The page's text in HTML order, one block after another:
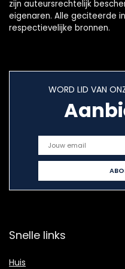
zijn auteursrechtelijk
eigenaren. Alle geciteerde
respectievelijke bronnen.
WORD LID VAN
Snelle links
Huis